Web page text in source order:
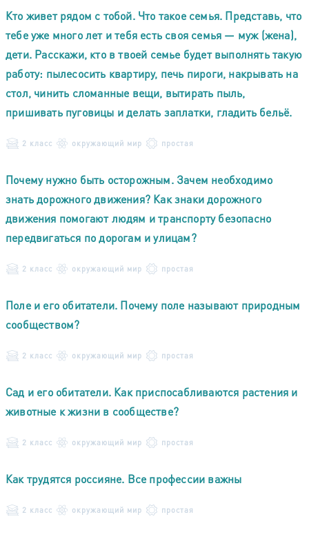
Кто живет рядом с тобой. Что такое семья. Представь, что
тебе уже много лет и тебя есть своя семья — муж (жена),
дети. Расскажи, кто в твоей семье будет выполнять такую
работу: пылесосить квартиру, печь пироги, накрывать на
стол, чинить сломанные вещи, вытирать пыль,
пришивать пуговицы и делать заплатки, гладить бельё.
2 класс окружающий мир простая
Почему нужно быть осторожным. Зачем необходимо
знать дорожного движения? Как знаки дорожного
движения помогают людям и транспорту безопасно
передвигаться по дорогам и улицам?
2 класс окружающий мир простая
Поле и его обитатели. Почему поле называют природным
сообществом?
2 класс окружающий мир простая
Сад и его обитатели. Как приспосабливаются растения и
животные к жизни в сообществе?
2 класс окружающий мир простая
Как трудятся россияне. Все профессии важны
2 класс окружающий мир простая